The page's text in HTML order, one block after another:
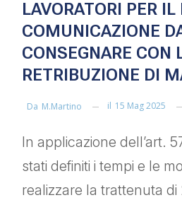
LAVORATORI PER
COMUNICAZIONE
CONSEGNARE CON
RETRIBUZIONE DI
Da M.martino il 15 Mag 2025
In applicazione dell’art.
stati definiti i tempi e le
realizzare la trattenuta di